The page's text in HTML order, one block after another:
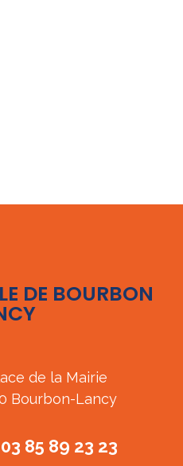
DE BOURBON
de la Mairie
Bourbon-Lancy
03 85 89 23 23